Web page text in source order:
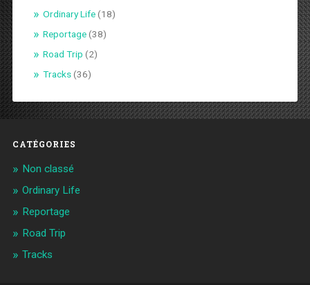
Ordinary Life(18)
Reportage(38)
Road Trip (2)
Tracks(36)
CATÉGORIES
Non classé
Ordinary Life
Reportage
Road Trip
Tracks